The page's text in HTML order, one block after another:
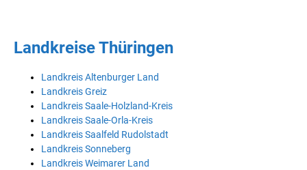
Landkreise Thüringen
Landkreis Altenburger Land
Landkreis Greiz
Landkreis Saale-Holzland-Kreis
Landkreis Saale-Orla-Kreis
Landkreis Saalfeld Rudolstadt
Landkreis Sonneberg
Landkreis Weimarer Land